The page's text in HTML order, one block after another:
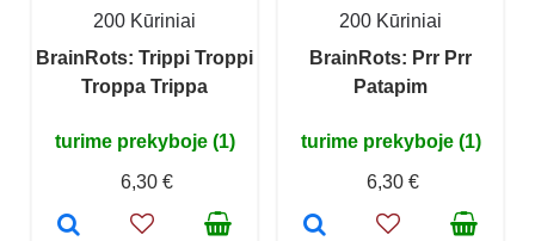
200 Kūriniai
BrainRots: Trippi Troppi
Troppa Trippa
turime prekyboje (1)
6,30 €
200 Kūriniai
BrainRots: Prr Prr
Patapim
turime prekyboje (1)
6,30 €